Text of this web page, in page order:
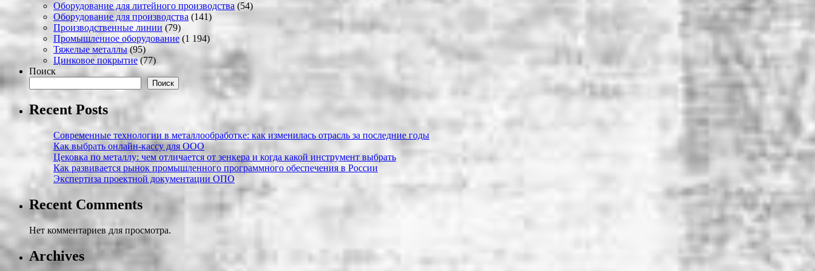
Оборудование для литейного производства (54)
Оборудование для производства (141)
Производственные линии (79)
Промышленное оборудование (1 194)
Тяжелые металлы(95)
Цинковое покрытие(77)
Поиск
Поиск
Recent Posts
Современные технологии в металлообработке: как изменилась отрасль за последние годы
Как выбрать онлайн-кассу для ООО
Цековка по металлу: чем отличается от зенкера и когда какой инструмент выбрать
Как развивается рынок промышленного программного обеспечения в России
Экспертиза проектной документации ОПО
Recent Comments
Нет комментариев для просмотра.
Archives